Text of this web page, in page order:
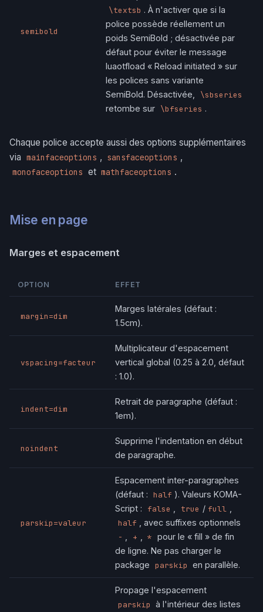
semibold
\textsb . À n'activer que si la
police possède réellement un
poids SemiBold ; désactivée par
défaut pour éviter le message
luaotfload « Reload initiated » sur
les polices sans variante
SemiBold. Désactivée,
\sbseries
retombe sur \bfseries .
Chaque police accepte aussi des options supplémentaires
via mainfaceoptions , sansfaceoptions ,
monofaceoptions et mathfaceoptions .
Mise en page
Marges et espacement
OPTION EFFET
margin=dim
Marges latérales (défaut :
1.5cm).
vspacing=facteur
Multiplicateur d'espacement
vertical global (0.25 à 2.0, défaut
: 1.0).
indent=dim
Retrait de paragraphe (défaut :
1em).
noindent
Supprime l'indentation en début
de paragraphe.
parskip=valeur
Espacement inter-paragraphes
(défaut : half ). Valeurs KOMA-
Script :
false true / full
half
, avec suffixes optionnels
-
+ * pour le « fill » de fin
de ligne. Ne pas charger le
package parskip en parallèle.
Propage l'espacement
parskip à l'intérieur des listes